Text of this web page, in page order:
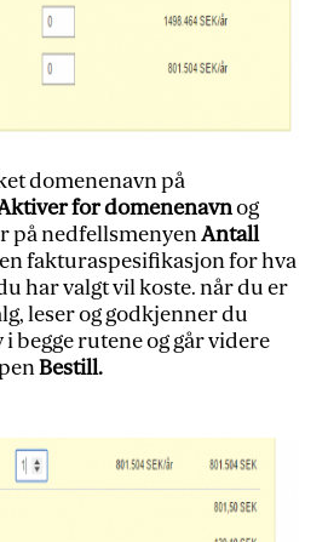
domenenavn på
for domenenavnog
på nedfellsmenyenAntall
fakturaspesifikasjon for hva
har valgt vil koste. når du er
leser og godkjenner du
begge rutene og går videre
Bestill.